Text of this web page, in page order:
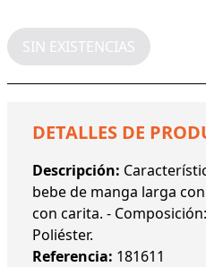
SIN EXISTENCIAS
DETALLES DE
Descripción:
bebe de manga larga
con carita. -
Poliéster.
Referencia: 181611